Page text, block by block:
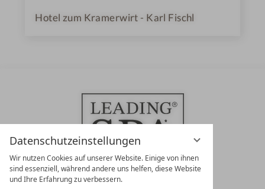
Datenschutzeinstellungen
Wir nutzen Cookies auf unserer Website. Einige von ihnen
sind essenziell, während andere uns helfen, diese Website
und Ihre Erfahrung zu verbessern.
Hotel zum Kramerwirt - Karl Fischl